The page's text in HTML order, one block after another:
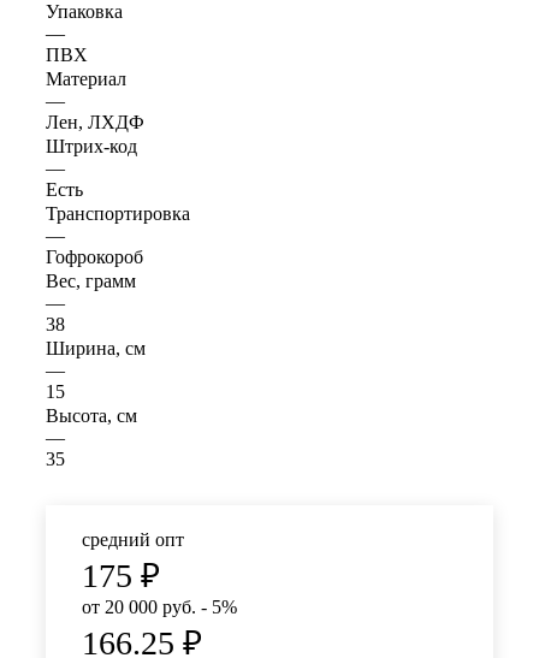
Упаковка
—
ПВХ
Материал
—
Лен, ЛХДФ
Штрих-код
—
Есть
Транспортировка
—
Гофрокороб
Вес, грамм
—
38
Ширина, см
—
15
Высота, см
—
35
средний опт
175 ₽
от 20 000 руб. - 5%
166.25 ₽